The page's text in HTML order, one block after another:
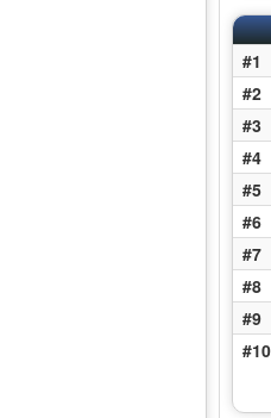
#1
#2
#3
#4
#5
#6
#7
#8
#9
#10